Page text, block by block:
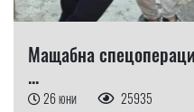
Мащабна
...
26 юни 25935